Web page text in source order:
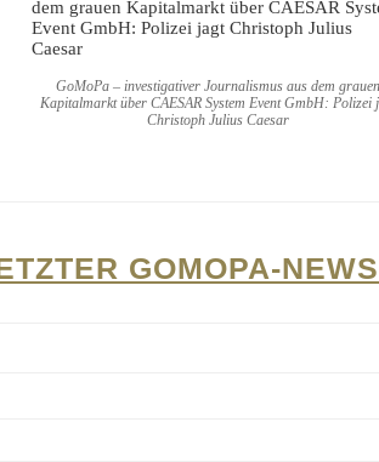
GoMoPa – investigativer Journalismus aus dem
Kapitalmarkt über CAESAR System Event GmbH: Polizei
Christoph Julius Caesar
GOMOPA-